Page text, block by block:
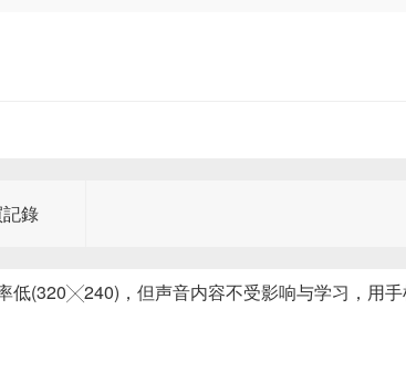
錄
低(320╳240)，但声音内容不受影响与学习，用